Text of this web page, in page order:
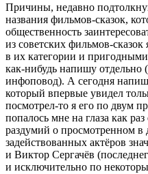
Причины, недавно
названия фильмов-сказок,
общественность
из советских фильмов-
в их категории и
как-нибудь напишу отдельно
инфоповод). А сегодня
который впервые увидел
посмотрел-то я его по двум
попалось мне на глаза как
раздумий о просмотренном в
задействованных актёров
и Виктор Сергачёв
и исключительно по